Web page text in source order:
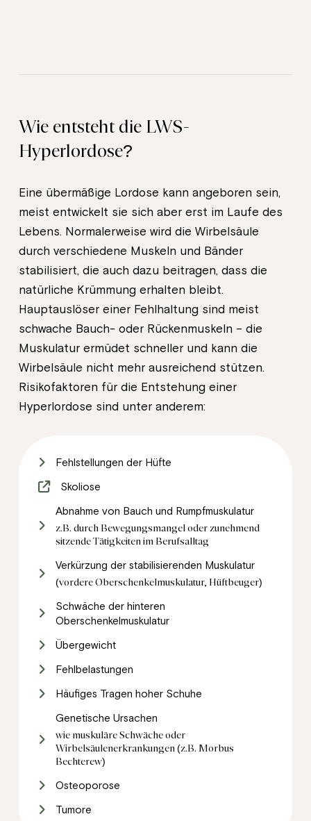
Wie entsteht die LWS-
Hyperlordose?
Eine übermäßige Lordose kann angeboren sein,
meist entwickelt sie sich aber erst im Laufe des
Lebens. Normalerweise wird die Wirbelsäule
durch verschiedene Muskeln und Bänder
stabilisiert, die auch dazu beitragen, dass die
natürliche Krümmung erhalten bleibt.
Hauptauslöser einer Fehlhaltung sind meist
schwache Bauch- oder Rückenmuskeln – die
Muskulatur ermüdet schneller und kann die
Wirbelsäule nicht mehr ausreichend stützen.
Risikofaktoren für die Entstehung einer
Hyperlordose sind unter anderem:
Fehlstellungen der Hüfte
Skoliose
Abnahme von Bauch und Rumpfmuskulatur
z.B. durch Bewegungsmangel oder zunehmend
sitzende Tätigkeiten im Berufsalltag
Verkürzung der stabilisierenden Muskulatur
(vordere Oberschenkelmuskulatur, Hüftbeuger)
Schwäche der hinteren
Oberschenkelmuskulatur
Übergewicht
Fehlbelastungen
Häufiges Tragen hoher Schuhe
Genetische Ursachen
wie muskuläre Schwäche oder
Wirbelsäulenerkrankungen (z.B. Morbus
Bechterew)
Osteoporose
Tumore